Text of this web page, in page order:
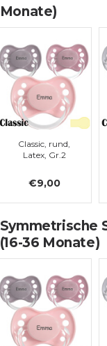
Monate)
Classic, rund,
Latex, Gr.2
€9,00
Symmetrische
(16-36 Monate)